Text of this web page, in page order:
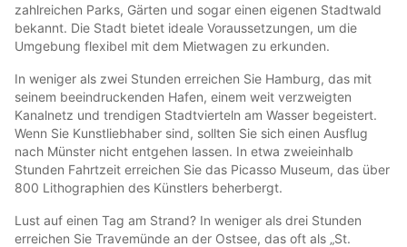
zahlreichen Parks, Gärten und sogar einen eigenen Stadtwald
bekannt. Die Stadt bietet ideale Voraussetzungen, um die
Umgebung flexibel mit dem Mietwagen zu erkunden.
In weniger als zwei Stunden erreichen Sie Hamburg, das mit
seinem beeindruckenden Hafen, einem weit verzweigten
Kanalnetz und trendigen Stadtvierteln am Wasser begeistert.
Wenn Sie Kunstliebhaber sind, sollten Sie sich einen Ausflug
nach Münster nicht entgehen lassen. In etwa zweieinhalb
Stunden Fahrtzeit erreichen Sie das Picasso Museum, das über
800 Lithographien des Künstlers beherbergt.
Lust auf einen Tag am Strand? In weniger als drei Stunden
erreichen Sie Travemünde an der Ostsee, das oft als „St.